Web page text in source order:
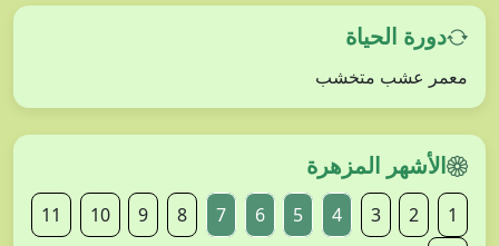
دورة الحياة
معمر عشب متخشب
الأشهر المزهرة
1
2
3
4
5
6
7
8
9
10
11